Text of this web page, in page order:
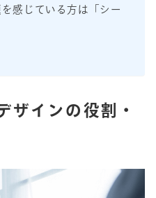
感じている方は「シー
ザインの役割・